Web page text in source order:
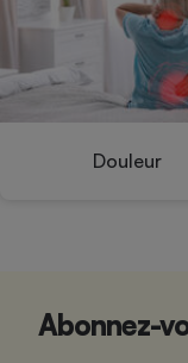
Douleur
Abonnez-